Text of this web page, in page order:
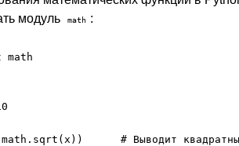
модуль
math :
math
# Выводит